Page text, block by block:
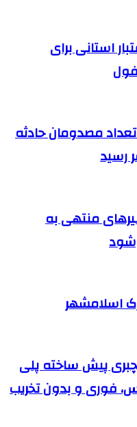
اعتبار استانی برای
مصدومان حادثه
منتهی به
پیش ساخته پلی
فوری و بدون تخریب